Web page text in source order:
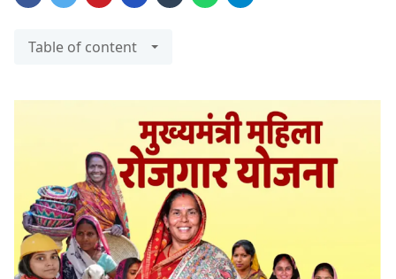
Table of content